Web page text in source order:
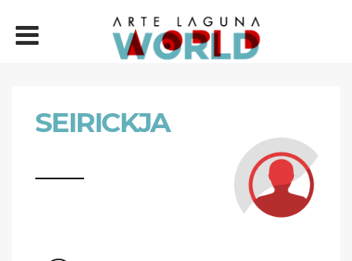
SEIRICKJA